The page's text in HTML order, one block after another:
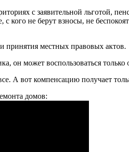
с заявительной льготой,
кого не берут взносы, не
принятия местных правовых актов.
он может воспользоваться
А вот компенсацию получает
домов: